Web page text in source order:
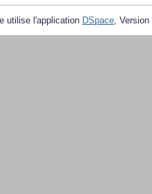
utilise l'application DSpace,